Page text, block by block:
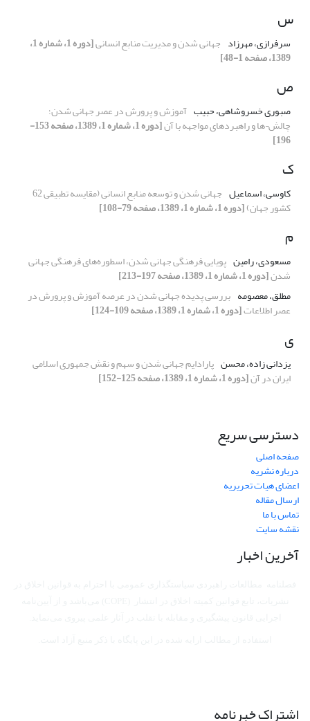
س
سرفرازی، مهرزاد جهانی شدن و مدیریت منابع انسانی [دوره 1، شماره 1،
1389، صفحه 1-48]
ص
صبوری خسروشاهی، حبیب آموزش و پرورش در عصر جهانی شدن؛
چالش¬ها و راهبردهای مواجهه با آن [دوره 1، شماره 1، 1389، صفحه 153-
196]
ک
کاوسی، اسماعیل جهانی شدن و توسعه منابع انسانی (مقایسه تطبیقی 62
کشور جهان)[دوره 1، شماره 1، 1389، صفحه 79-108]
م
مسعودی، رامین پویایی فرهنگی جهانی شدن، اسطوره‌های فرهنگی جهانی
شدن[دوره 1، شماره 1، 1389، صفحه 197-213]
مطلق، معصومه بررسی پدیده جهانی شدن در عرصه‌ آموزش و پرورش در
عصر اطلاعات[دوره 1، شماره 1، 1389، صفحه 109-124]
ی
یزدانی زاده، محسن پارادایم جهانی شدن و سهم و نقش جمهوری اسلامی
ایران در آن[دوره 1، شماره 1، 1389، صفحه 125-152]
دسترسی سریع
صفحه اصلی
درباره نشریه
اعضای هیات تحریریه
ارسال مقاله
تماس با ما
نقشه سایت
آخرین اخبار
اشتراک خبرنامه